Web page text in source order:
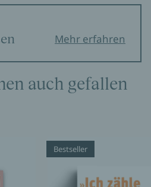
Mehr erfahren
auch gefallen
Bestseller